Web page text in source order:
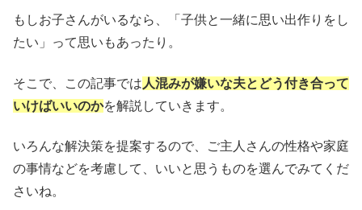
もしお子さんがいるなら、「子供と一緒に思い出作りをし
たい」って思いもあったり。
そこで、この記事では 人混みが嫌いな夫とどう付き合って
いけばいいのかを解説していきます。
いろんな解決策を提案するので、ご主人さんの性格や家庭
の事情などを考慮して、いいと思うものを選んでみてくだ
さいね。